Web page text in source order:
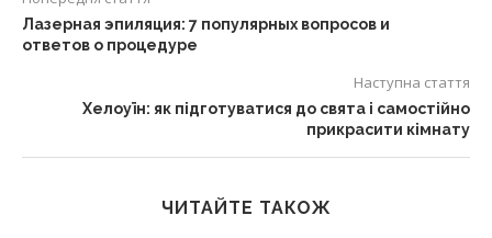
Лазерная эпиляция: 7 популярных вопросов и
ответов о процедуре
Наступна стаття
Хелоуїн: як підготуватися до свята і самостійно
прикрасити кімнату
ЧИТАЙТЕ ТАКОЖ